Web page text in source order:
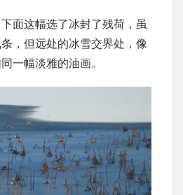
面这幅选了冰封了残荷，虽
，但远处的冰雪交界处，像
一幅淡雅的油画。